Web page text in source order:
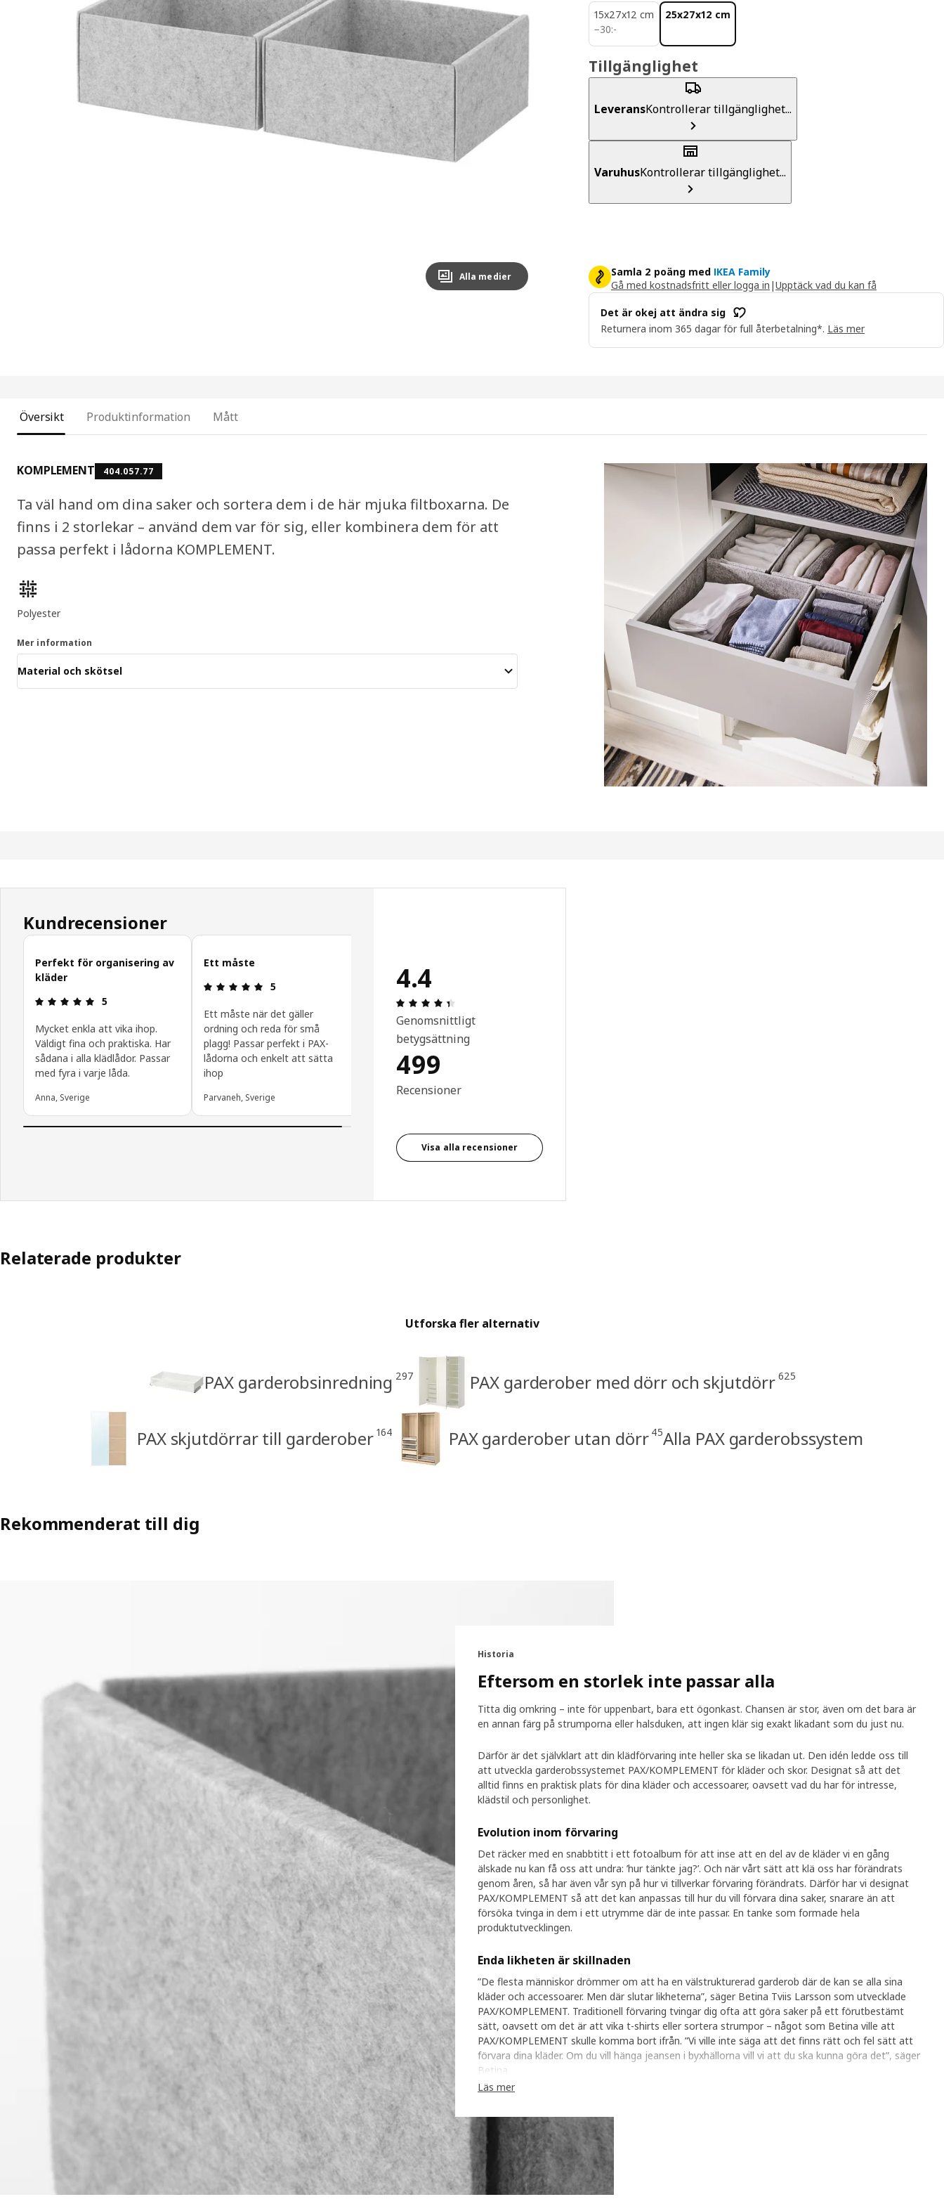
Image zoomed out, normal view
Alla medier
15x27x12 cm
−30:-
30:-
25x27x12 cm
Tillgänglighet
LeveransKontrollerar tillgänglighet...
VaruhusKontrollerar tillgänglighet...
Samla 2 poäng med IKEA Family
Gå med kostnadsfritt eller logga in |Upptäck vad du kan få
Det är okej att ändra sig
Returnera inom 365 dagar för full återbetalning*. Läs mer
Översikt Produktinformation Mått
KOMPLEMENT 404.057.77
Ta väl hand om dina saker och sortera dem i de här mjuka filtboxarna. De
finns i 2 storlekar – använd dem var för sig, eller kombinera dem för att
passa perfekt i lådorna KOMPLEMENT.
Produktens egenskaper
Polyester
Mer information
Material och skötsel
Kundrecensioner
Hoppa över
Perfekt för organisering av
kläder
Recension: 5 utav 5 stjärnor.
5
Mycket enkla att vika ihop.
Väldigt fina och praktiska. Har
sådana i alla klädlådor. Passar
med fyra i varje låda.
Anna, Sverige
Ett måste
Recension: 5 utav 5 stjärnor.
5
Ett måste när det gäller
ordning och reda för små
plagg! Passar perfekt i PAX-
lådorna och enkelt att sätta
ihop
Parvaneh, Sverige
4.4
Genomsnittligt
betygsättning
499
Recensioner
Visa alla recensioner
Relaterade produkter
Utforska fler alternativ
PAX garderobsinredning 297 PAX garderober med dörr och skjutdörr 625
PAX skjutdörrar till garderober 164 PAX garderober utan dörr 45Alla PAX garderobssystem
Rekommenderat till dig
Historia
Eftersom en storlek inte passar alla
Titta dig omkring – inte för uppenbart, bara ett ögonkast. Chansen är stor, även om det bara är
en annan färg på strumporna eller halsduken, att ingen klär sig exakt likadant som du just nu.
Därför är det självklart att din klädförvaring inte heller ska se likadan ut. Den idén ledde oss till
att utveckla garderobssystemet PAX/KOMPLEMENT för kläder och skor. Designat så att det
alltid finns en praktisk plats för dina kläder och accessoarer, oavsett vad du har för intresse,
klädstil och personlighet.
Evolution inom förvaring
Det räcker med en snabbtitt i ett fotoalbum för att inse att en del av de kläder vi en gång
älskade nu kan få oss att undra: ’hur tänkte jag?’. Och när vårt sätt att klä oss har förändrats
genom åren, så har även vår syn på hur vi tillverkar förvaring förändrats. Därför har vi designat
PAX/KOMPLEMENT så att det kan anpassas till hur du vill förvara dina saker, snarare än att
försöka tvinga in dem i ett utrymme där de inte passar. En tanke som formade hela
produktutvecklingen.
Enda likheten är skillnaden
”De flesta människor drömmer om att ha en välstrukturerad garderob där de kan se alla sina
kläder och accessoarer. Men där slutar likheterna”, säger Betina Tviis Larsson som utvecklade
PAX/KOMPLEMENT. Traditionell förvaring tvingar dig ofta att göra saker på ett förutbestämt
sätt, oavsett om det är att vika t-shirts eller sortera strumpor – något som Betina ville att
PAX/KOMPLEMENT skulle komma bort ifrån. ”Vi ville inte säga att det finns rätt och fel sätt att
förvara dina kläder. Om du vill hänga jeansen i byxhällorna vill vi att du ska kunna göra det”, säger
Betina.
För att få en bra start på designprocessen fokuserade designteamet på vad olika människor
behöver för förvaring. ”Vi började med att prata med kollegor i teamet och runt om på IKEA för
att definiera olika personligheter och olika behov. Resultatet blev en stor förteckning över
önskemål och typer av saker som behövde förvaras”, säger Benita. Genom att låta designen
utgå från personligheter började teamet utveckla olika sorters förvaring som skulle passa
storsamlare och familjer lika bra som minimalister och trångbodda. ”Idén som definierade
Läs mer